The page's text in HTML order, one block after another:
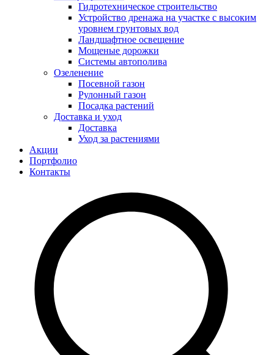
Гидротехническое строительство
Устройство дренажа на участке с высоким
уровнем грунтовых вод
Ландшафтное освещение
Мощеные дорожки
Системы автополива
Озеленение
Посевной газон
Рулонный газон
Посадка растений
Доставка и уход
Доставка
Уход за растениями
Акции
Портфолио
Контакты